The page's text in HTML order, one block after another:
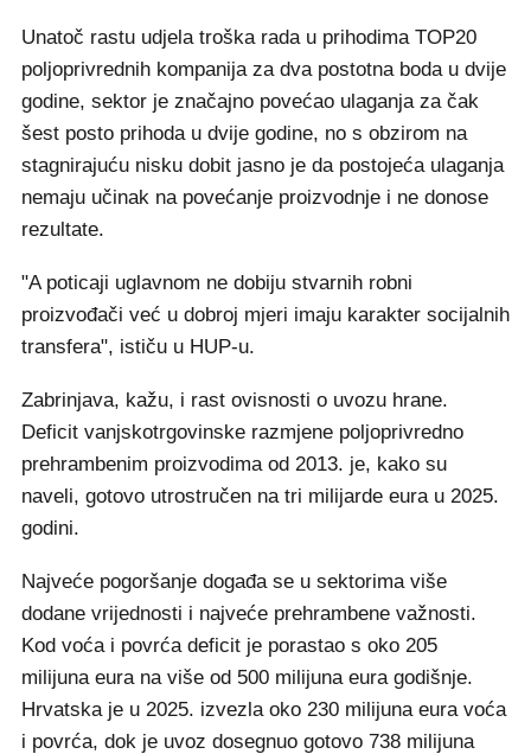
Unatoč rastu udjela troška rada u prihodima TOP20
poljoprivrednih kompanija za dva postotna boda u dvije
godine, sektor je značajno povećao ulaganja za čak
šest posto prihoda u dvije godine, no s obzirom na
stagnirajuću nisku dobit jasno je da postojeća ulaganja
nemaju učinak na povećanje proizvodnje i ne donose
rezultate.
"A poticaji uglavnom ne dobiju stvarnih robni
proizvođači već u dobroj mjeri imaju karakter socijalnih
transfera", ističu u HUP-u.
Zabrinjava, kažu, i rast ovisnosti o uvozu hrane.
Deficit vanjskotrgovinske razmjene poljoprivredno
prehrambenim proizvodima od 2013. je, kako su
naveli, gotovo utrostručen na tri milijarde eura u 2025.
godini.
Najveće pogoršanje događa se u sektorima više
dodane vrijednosti i najveće prehrambene važnosti.
Kod voća i povrća deficit je porastao s oko 205
milijuna eura na više od 500 milijuna eura godišnje.
Hrvatska je u 2025. izvezla oko 230 milijuna eura voća
i povrća, dok je uvoz dosegnuo gotovo 738 milijuna